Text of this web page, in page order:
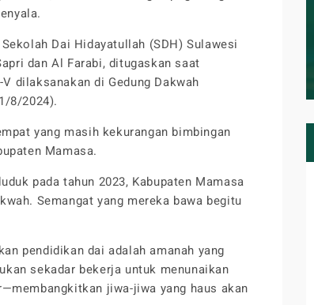
Dai Hidayatullah (SDH) Sulawesi
dan Al Farabi, ditugaskan saat
dilaksanakan di Gedung Dakwah
8/2024).
yang masih kekurangan bimbingan
Mamasa.
pada tahun 2023, Kabupaten Mamasa
Semangat yang mereka bawa begitu
pendidikan dai adalah amanah yang
sekadar bekerja untuk menunaikan
jiwa-jiwa yang haus akan